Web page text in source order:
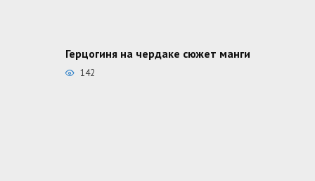
Герцогиня на чердаке сюжет манги
142